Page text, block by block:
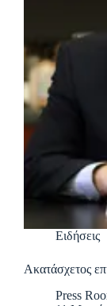
Ειδήσεις
Ακατάσχετος
Press